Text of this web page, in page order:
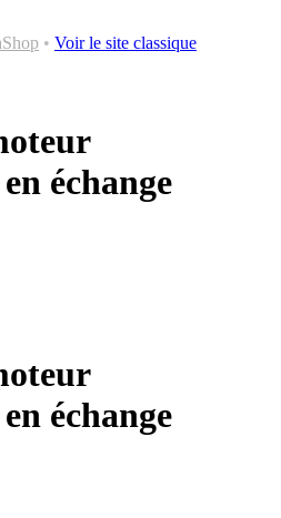
• Voir le site classique
échange
échange